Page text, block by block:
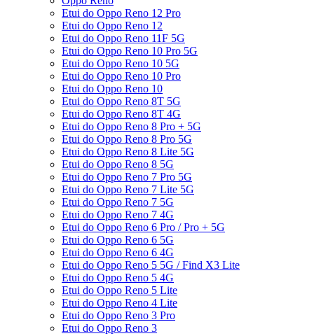
Etui do Oppo Reno 12 Pro
Etui do Oppo Reno 12
Etui do Oppo Reno 11F 5G
Etui do Oppo Reno 10 Pro 5G
Etui do Oppo Reno 10 5G
Etui do Oppo Reno 10 Pro
Etui do Oppo Reno 10
Etui do Oppo Reno 8T 5G
Etui do Oppo Reno 8T 4G
Etui do Oppo Reno 8 Pro + 5G
Etui do Oppo Reno 8 Pro 5G
Etui do Oppo Reno 8 Lite 5G
Etui do Oppo Reno 8 5G
Etui do Oppo Reno 7 Pro 5G
Etui do Oppo Reno 7 Lite 5G
Etui do Oppo Reno 7 5G
Etui do Oppo Reno 7 4G
Etui do Oppo Reno 6 Pro / Pro + 5G
Etui do Oppo Reno 6 5G
Etui do Oppo Reno 6 4G
Etui do Oppo Reno 5 5G / Find X3 Lite
Etui do Oppo Reno 5 4G
Etui do Oppo Reno 5 Lite
Etui do Oppo Reno 4 Lite
Etui do Oppo Reno 3 Pro
Etui do Oppo Reno 3